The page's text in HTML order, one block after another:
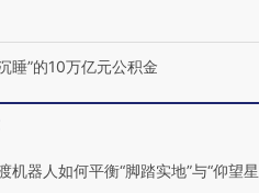
睡”的10万亿元公积金
机器人如何平衡“脚踏实地”与“仰望星